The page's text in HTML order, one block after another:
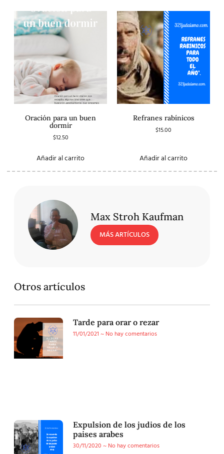
Oración para un buen
dormir
$12.50
Añadir al carrito
Refranes rabínicos
$15.00
Añadir al carrito
Max Stroh Kaufman
MÁS ARTÍCULOS
Otros artículos
Tarde para orar o rezar
11/01/2021
No hay comentarios
Expulsion de los judios de los
paises arabes
30/11/2020
No hay comentarios